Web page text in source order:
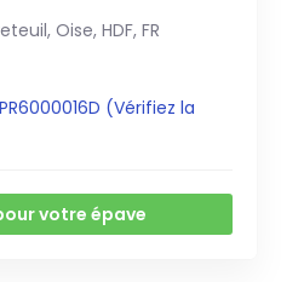
Oise, HDF, FR
(Vérifiez la
votre épave